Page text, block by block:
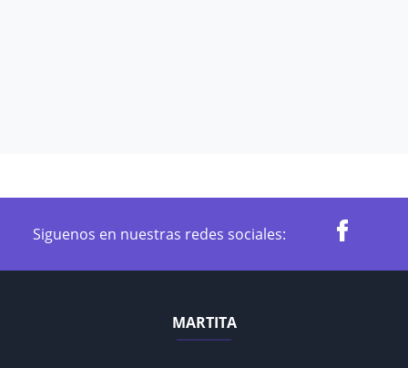
Siguenos en nuestras redes sociales:
MARTITA